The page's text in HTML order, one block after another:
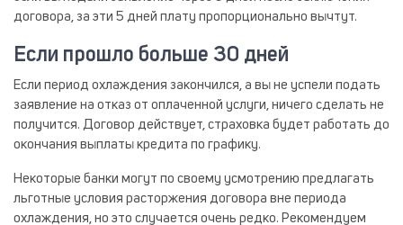
договора, за эти 5 дней плату пропорционально вычтут.
Если прошло больше 30 дней
Если период охлаждения закончился, а вы не успели подать
заявление на отказ от оплаченной услуги, ничего сделать не
получится. Договор действует, страховка будет работать до
окончания выплаты кредита по графику.
Некоторые банки могут по своему усмотрению предлагать
льготные условия расторжения договора вне периода
охлаждения, но это случается очень редко. Рекомендуем